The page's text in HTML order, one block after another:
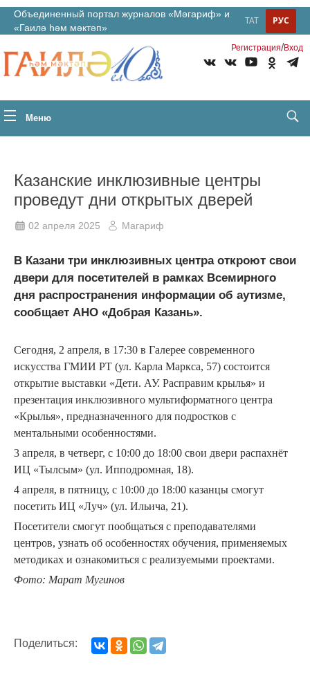
Объединенный портал журналов «Мәгариф» и
«Гаилә һәм мәктәп»
РУС
ТАТ
Регистрация/Вход
Меню
Казанские инклюзивные центры
проведут дни открытых дверей
02 апреля 2025 Магариф
В Казани три инклюзивных центра откроют свои
двери для посетителей в рамках Всемирного
дня распространения информации об аутизме,
сообщает АНО «Добрая Казань».
Сегодня, 2 апреля, в 17:30 в Галерее современного
искусства ГМИИ РТ (ул. Карла Маркса, 57) состоится
открытие выставки «Дети. АУ. Расправим крылья» и
презентация инклюзивного мультиформатного центра
«Крылья», предназначенного для подростков с
ментальными особенностями.
3 апреля, в четверг, с 10:00 до 18:00 свои двери распахнёт
ИЦ «Тылсым» (ул. Ипподромная, 18).
4 апреля, в пятницу, с 10:00 до 18:00 казанцы смогут
посетить ИЦ «Луч» (ул. Ильича, 21).
Посетители смогут пообщаться с преподавателями
центров, узнать об особенностях обучения, применяемых
методиках и ознакомиться с реализуемыми проектами.
Фото: Марат Мугинов
Поделиться: